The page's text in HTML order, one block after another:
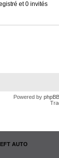
et 0 invités
Powered by phpBB
AUTO